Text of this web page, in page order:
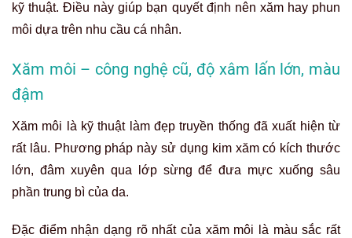
kỹ thuật. Điều này giúp bạn quyết định nên xăm hay phun
môi dựa trên nhu cầu cá nhân.
Xăm môi – công nghệ cũ, độ xâm lấn lớn, màu
đậm
Xăm môi là kỹ thuật làm đẹp truyền thống đã xuất hiện từ
rất lâu. Phương pháp này sử dụng kim xăm có kích thước
lớn, đâm xuyên qua lớp sừng để đưa mực xuống sâu
phần trung bì của da.
Đặc điểm nhận dạng rõ nhất của xăm môi là màu sắc rất